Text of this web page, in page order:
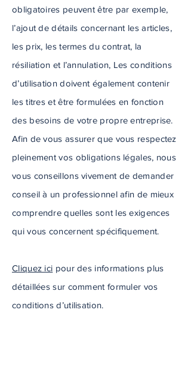
obligatoires peuvent être par exemple,
l’ajout de détails concernant les articles,
les prix, les termes du contrat, la
résiliation et l’annulation, Les conditions
d’utilisation doivent également contenir
les titres et être formulées en fonction
des besoins de votre propre entreprise.
Afin de vous assurer que vous respectez
pleinement vos obligations légales, nous
vous conseillons vivement de demander
conseil à un professionnel afin de mieux
comprendre quelles sont les exigences
qui vous concernent spécifiquement.
Cliquez ici pour des informations plus
détaillées sur comment formuler vos
conditions d’utilisation.